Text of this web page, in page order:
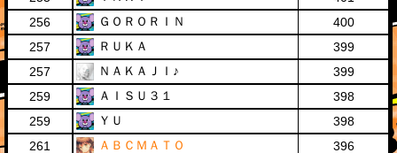
256
ＧＯＲＯＲＩＮ
400
257
ＲＵＫＡ
399
257
ＮＡＫＡＪＩ♪
399
259
ＡＩＳＵ３１
398
259
ＹＵ
398
261
ＡＢＣＭＡＴＯ
396